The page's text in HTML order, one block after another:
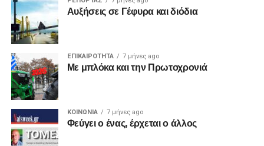
Αυξήσεις σε Γέφυρα και διόδια
ΕΠΙΚΑΙΡΟΤΗΤΑ 7 μήνες ago
Με μπλόκα και την Πρωτοχρονιά
ΚΟΙΝΩΝΙΑ 7 μήνες ago
Φεύγει ο ένας, έρχεται ο άλλος